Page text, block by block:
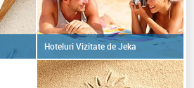
Hoteluri Vizitate de Jeka